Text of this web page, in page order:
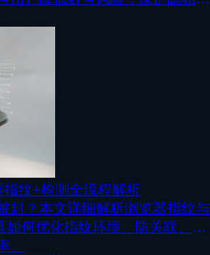
纹+检测全流程解析
封？本文详细解析浏览器指纹与
如何优化指纹环境、防关联、防
。